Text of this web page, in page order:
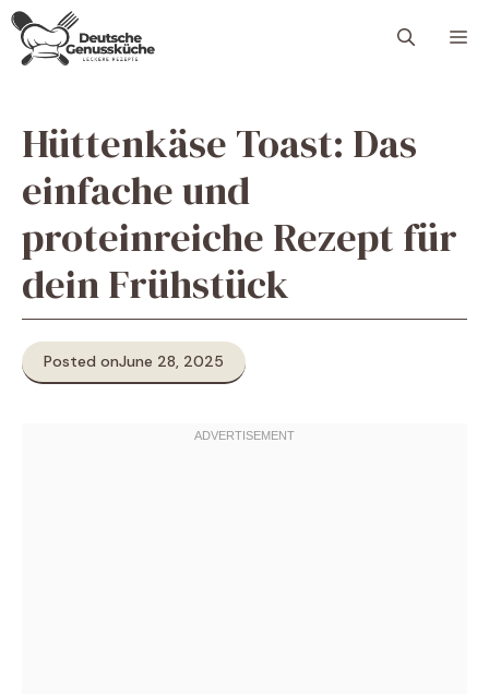
Skip
content
Hüttenkäse Toast: Das
einfache und
proteinreiche Rezept für
dein Frühstück
Posted onJune 28, 2025